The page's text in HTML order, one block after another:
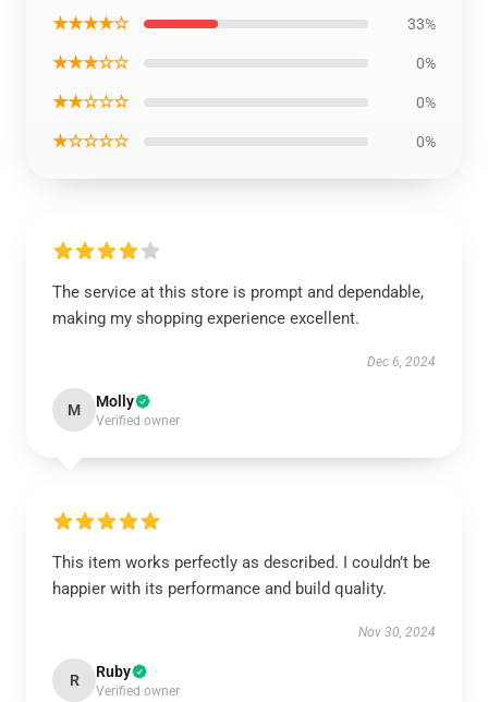
★★★★☆ 33%
★★★☆☆ 0%
★★☆☆☆ 0%
★☆☆☆☆ 0%
The service at this store is prompt and dependable,
making my shopping experience excellent.
Dec 6, 2024
M Molly
Verified owner
This item works perfectly as described. I couldn’t be
happier with its performance and build quality.
Nov 30, 2024
R Ruby
Verified owner